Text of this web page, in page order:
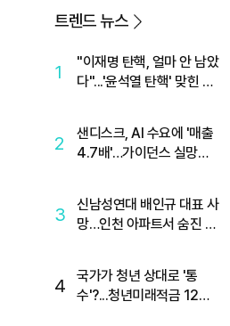
트렌드 뉴스
1
"이재명 탄핵, 얼마 안 남았
다"...'윤석열 탄핵' 맞힌 무
2
샌디스크, AI 수요에 '매출
4.7배'…가이던스 실망에
3
신남성연대 배인규 대표 사
망…인천 아파트서 숨진 채
4
국가가 청년 상대로 '통
수'?...청년미래적금 12%